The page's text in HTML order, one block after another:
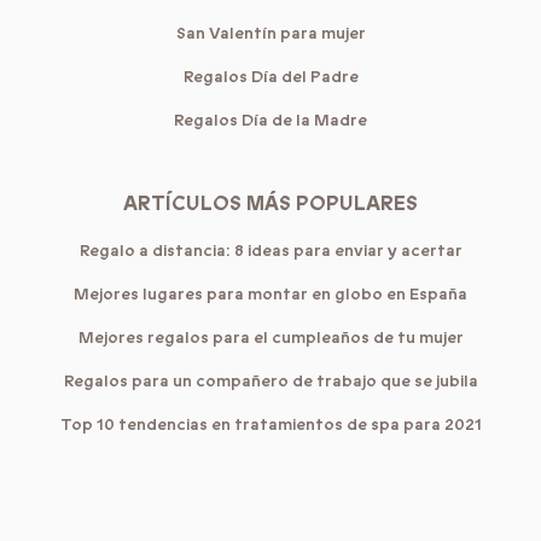
San Valentín para mujer
Regalos Día del Padre
Regalos Día de la Madre
ARTÍCULOS MÁS POPULARES
Regalo a distancia: 8 ideas para enviar y acertar
Mejores lugares para montar en globo en España
Mejores regalos para el cumpleaños de tu mujer
Regalos para un compañero de trabajo que se jubila
Top 10 tendencias en tratamientos de spa para 2021